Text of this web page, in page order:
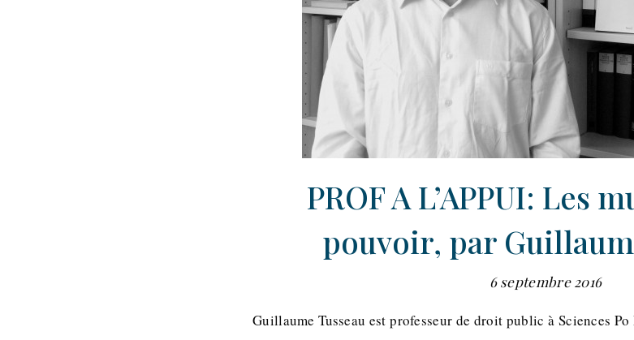
PROF A L’APPUI: Les
pouvoir, par
6 septembre 2016
Guillaume Tusseau est professeur de droit public à Sciences